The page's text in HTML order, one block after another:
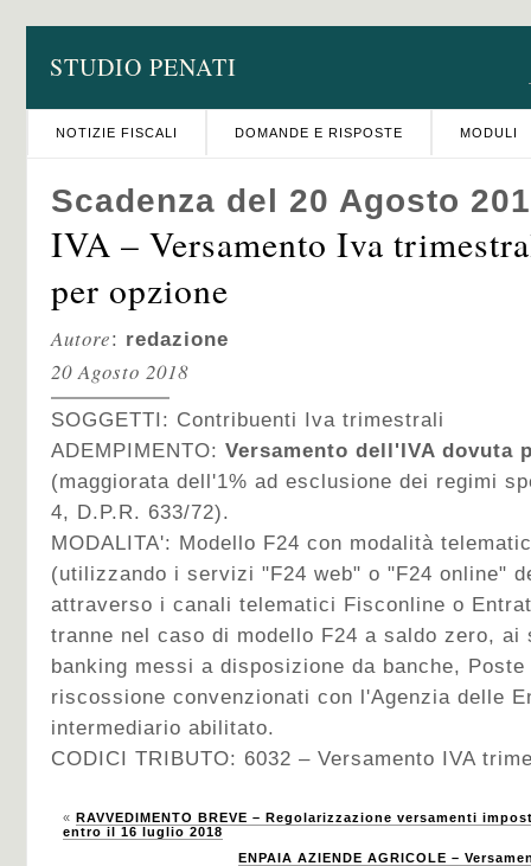
STUDIO PENATI
NOTIZIE FISCALI DOMANDE E RISPOSTE MODULI
Scadenza del 20 Agosto
IVA – Versamento Iva
per opzione
Autore: redazione
20 Agosto 2018
SOGGETTI: Contribuenti Iva trimestrali
ADEMPIMENTO: Versamento dell'IVA dovuta
(maggiorata dell'1% ad esclusione dei regimi
4, D.P.R. 633/72).
MODALITA': Modello F24 con modalità
(utilizzando i servizi "F24 web" o "F24 online"
attraverso i canali telematici Fisconline o
tranne nel caso di modello F24 a saldo zero,
banking messi a disposizione da banche,
riscossione convenzionati con l'Agenzia delle
intermediario abilitato.
CODICI TRIBUTO: 6032 – Versamento IVA
« RAVVEDIMENTO BREVE – Regolarizzazione versamenti
entro il 16 luglio 2018
ENPAIA AZIENDE AGRICOLE –